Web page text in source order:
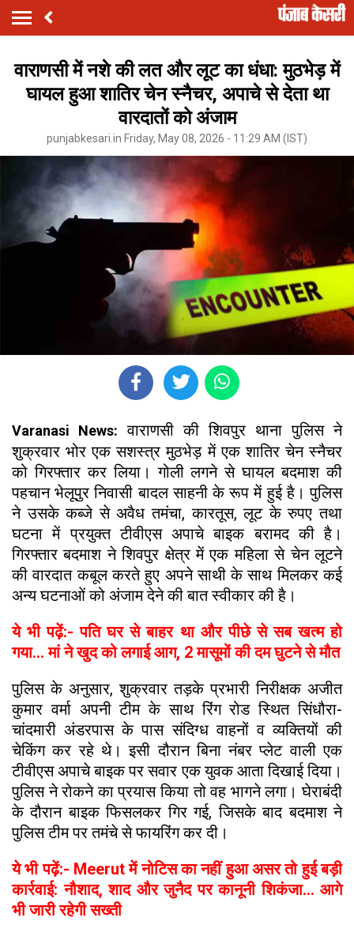
वाराणसी में नशे की लत और लूट का धंधा: मुठभेड़ में
घायल हुआ शातिर चेन स्नैचर, अपाचे से देता था
वारदातों को अंजाम
punjabkesari.in Friday, May 08, 2026 - 11:29 AM (IST)
Varanasi News: वाराणसी की शिवपुर थाना पुलिस ने
शुक्रवार भोर एक सशस्त्र मुठभेड़ में एक शातिर चेन स्नैचर
को गिरफ्तार कर लिया। गोली लगने से घायल बदमाश की
पहचान भेलूपुर निवासी बादल साहनी के रूप में हुई है। पुलिस
ने उसके कब्जे से अवैध तमंचा, कारतूस, लूट के रुपए तथा
घटना में प्रयुक्त टीवीएस अपाचे बाइक बरामद की है।
गिरफ्तार बदमाश ने शिवपुर क्षेत्र में एक महिला से चेन लूटने
की वारदात कबूल करते हुए अपने साथी के साथ मिलकर कई
अन्य घटनाओं को अंजाम देने की बात स्वीकार की है।
ये भी पढ़ें:- पति घर से बाहर था और पीछे से सब खत्म हो
गया... मां ने खुद को लगाई आग, 2 मासूमों की दम घुटने से मौत
पुलिस के अनुसार, शुक्रवार तड़के प्रभारी निरीक्षक अजीत
कुमार वर्मा अपनी टीम के साथ रिंग रोड स्थित सिंधौरा-
चांदमारी अंडरपास के पास संदिग्ध वाहनों व व्यक्तियों की
चेकिंग कर रहे थे। इसी दौरान बिना नंबर प्लेट वाली एक
टीवीएस अपाचे बाइक पर सवार एक युवक आता दिखाई दिया।
पुलिस ने रोकने का प्रयास किया तो वह भागने लगा। घेराबंदी
के दौरान बाइक फिसलकर गिर गई, जिसके बाद बदमाश ने
पुलिस टीम पर तमंचे से फायरिंग कर दी।
ये भी पढ़ें:- Meerut में नोटिस का नहीं हुआ असर तो हुई बड़ी
कार्रवाई: नौशाद, शाद और जुनैद पर कानूनी शिकंजा... आगे
भी जारी रहेगी सख्ती